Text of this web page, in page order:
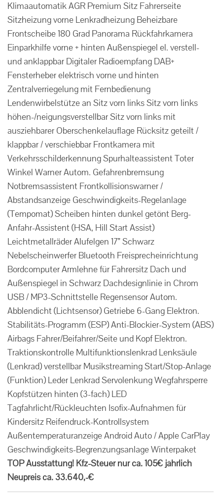
Klimaautomatik AGR Premium Sitz Fahrerseite
Sitzheizung vorne Lenkradheizung Beheizbare
Frontscheibe 180 Grad Panorama Rückfahrkamera
Einparkhilfe vorne + hinten Außenspiegel el. verstell-
und anklappbar Digitaler Radioempfang DAB+
Fensterheber elektrisch vorne und hinten
Zentralverriegelung mit Fernbedienung
Lendenwirbelstütze an Sitz vorn links Sitz vorn links
höhen-/neigungsverstellbar Sitz vorn links mit
ausziehbarer Oberschenkelauflage Rücksitz geteilt /
klappbar / verschiebbar Frontkamera mit
Verkehrsschilderkennung Spurhalteassistent Toter
Winkel Warner Autom. Gefahrenbremsung
Notbremsassistent Frontkollisionswarner /
Abstandsanzeige Geschwindigkeits-Regelanlage
(Tempomat) Scheiben hinten dunkel getönt Berg-
Anfahr-Assistent (HSA, Hill Start Assist)
Leichtmetallräder Alufelgen 17” Schwarz
Nebelscheinwerfer Bluetooth Freisprecheinrichtung
Bordcomputer Armlehne für Fahrersitz Dach und
Außenspiegel in Schwarz Dachdesignlinie in Chrom
USB / MP3-Schnittstelle Regensensor Autom.
Abblendicht (Lichtsensor) Getriebe 6-Gang Elektron.
Stabilitäts-Programm (ESP) Anti-Blockier-System (ABS)
Airbags Fahrer/Beifahrer/Seite und Kopf Elektron.
Traktionskontrolle Multifunktionslenkrad Lenksäule
(Lenkrad) verstellbar Musikstreaming Start/Stop-Anlage
(Funktion) Leder Lenkrad Servolenkung Wegfahrsperre
Kopfstützen hinten (3-fach) LED
Tagfahrlicht/Rückleuchten Isofix-Aufnahmen für
Kindersitz Reifendruck-Kontrollsystem
Außentemperaturanzeige Android Auto / Apple CarPlay
Geschwindigkeits-Begrenzungsanlage Winterpaket
TOP Ausstattung! Kfz-Steuer nur ca. 105€ jährlich
Neupreis ca. 33.640,-€